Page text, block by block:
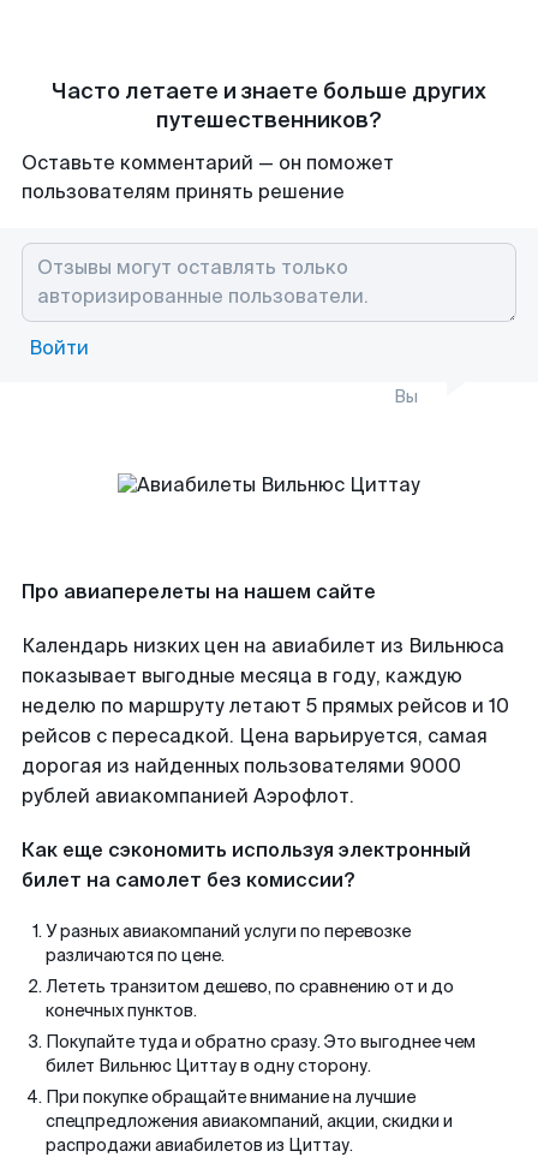
Часто летаете и знаете больше других
путешественников?
Оставьте комментарий — он поможет
пользователям принять решение
Войти
Вы
Про авиаперелеты на нашем сайте
Календарь низких цен на авиабилет из Вильнюса
показывает выгодные месяца в году, каждую
неделю по маршруту летают 5 прямых рейсов и 10
рейсов с пересадкой. Цена варьируется, самая
дорогая из найденных пользователями 9000
рублей авиакомпанией Аэрофлот.
Как еще сэкономить используя электронный
билет на самолет без комиссии?
У разных авиакомпаний услуги по перевозке
различаются по цене.
Лететь транзитом дешево, по сравнению от и до
конечных пунктов.
Покупайте туда и обратно сразу. Это выгоднее чем
билет Вильнюс Циттау в одну сторону.
При покупке обращайте внимание на лучшие
спецпредложения авиакомпаний, акции, скидки и
распродажи авиабилетов из Циттау.